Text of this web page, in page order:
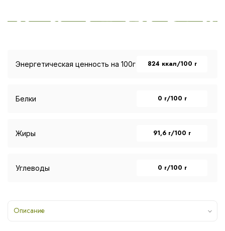
Энергетическая ценность на 100г 824 ккал/100 г
Белки 0 г/100 г
Жиры 91,6 г/100 г
Углеводы 0 г/100 г
Описание